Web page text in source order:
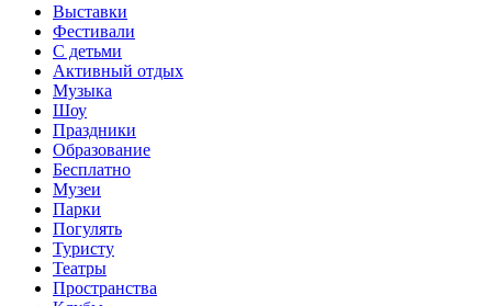
Выставки
Фестивали
С детьми
Активный отдых
Музыка
Шоу
Праздники
Образование
Бесплатно
Музеи
Парки
Погулять
Туристу
Театры
Пространства